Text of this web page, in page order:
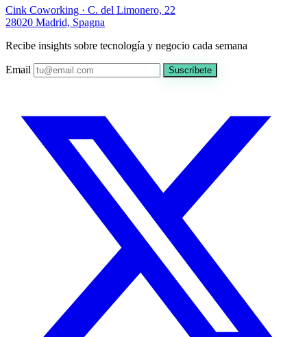
Cink Coworking · C. del Limonero, 22
28020 Madrid, Spagna
Recibe insights sobre tecnología y negocio cada semana
Email Suscríbete